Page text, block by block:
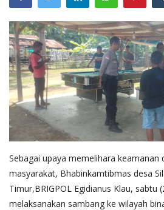
Lantas
Polisi Kita
Mitra Polisi
Giat Ops
Sebagai upaya memelihara keamanan
masyarakat, Bhabinkamtibmas desa
Timur,BRIGPOL Egidianus Klau, sabtu
melaksanakan sambang ke wilayah